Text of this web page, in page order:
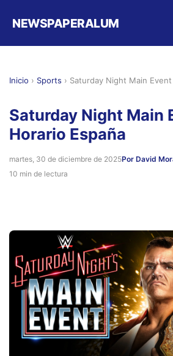
NEWSPAPERALUM
Inicio › Sports › Saturday Night Main
Saturday Night Main
Horario España
martes, 30 de diciembre de 2025Por David
10 min de lectura